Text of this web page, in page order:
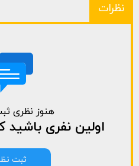
نظرات
هنوز نظری
اولین نفری
ثبت